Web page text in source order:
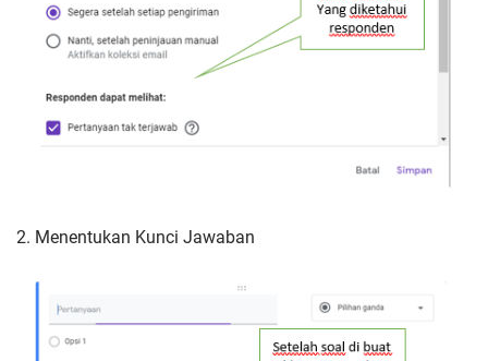
2. Menentukan Kunci Jawaban